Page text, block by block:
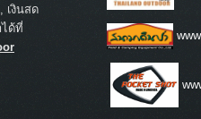
เงินสด
ด้ที่